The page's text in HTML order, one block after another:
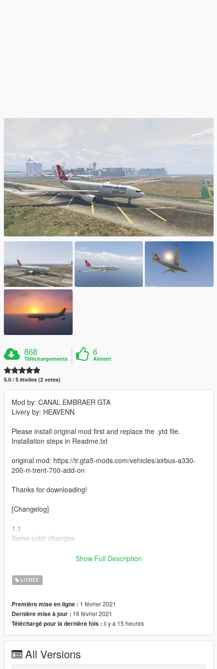
868
Téléchargements
6
Aiment
5.0 / 5 étoiles (2 votes)
Mod by: CANAL EMBRAER GTA
Livery by: HEAVENN
Please install original mod first and replace the .ytd file.
Installation steps in Readme.txt
original mod: https://tr.gta5-mods.com/vehicles/airbus-a330-
200-rr-trent-700-add-on
Thanks for downloading!
[Changelog]
1.1
Some color changes
Added 300th Aircraft Livery
Some color changes
(correct colors in first photo)
Show Full Description
LIVRÉE
Première mise en ligne : 1 février 2021
Dernière mise à jour : 16 février 2021
Téléchargé pour la dernière fois : il y a 15 heures
All Versions